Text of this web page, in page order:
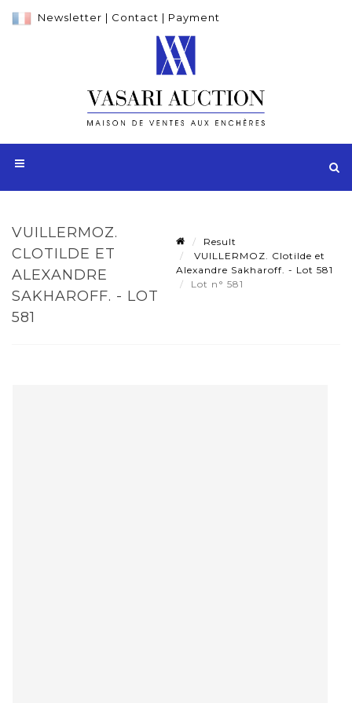
Newsletter | Contact | Payment
VUILLERMOZ.
CLOTILDE ET
ALEXANDRE
SAKHAROFF. - LOT
581
Result
VUILLERMOZ. Clotilde et
Alexandre Sakharoff. - Lot 581
Lot n° 581